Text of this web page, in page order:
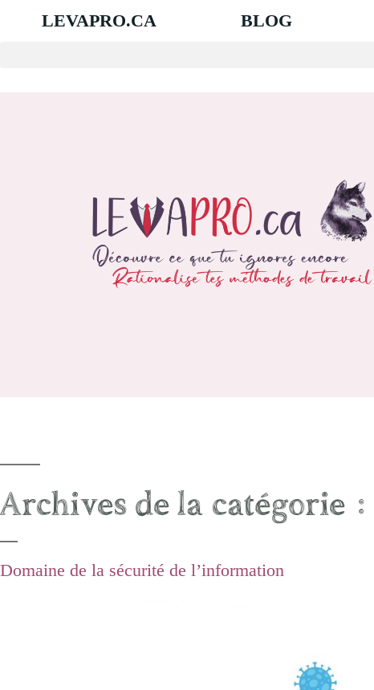
LEVAPRO.CA BLOG
Archives de la catégorie :
Domaine de la sécurité de l’information